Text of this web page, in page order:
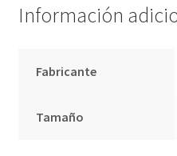
Información
Fabricante
Tamaño